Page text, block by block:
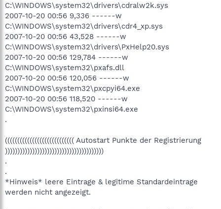
C:\WINDOWS\system32\drivers\cdralw2k.sys
2007-10-20 00:56 9,336 ------w
C:\WINDOWS\system32\drivers\cdr4_xp.sys
2007-10-20 00:56 43,528 ------w
C:\WINDOWS\system32\drivers\PxHelp20.sys
2007-10-20 00:56 129,784 ------w
C:\WINDOWS\system32\pxafs.dll
2007-10-20 00:56 120,056 ------w
C:\WINDOWS\system32\pxcpyi64.exe
2007-10-20 00:56 118,520 ------w
C:\WINDOWS\system32\pxinsi64.exe
.
(((((((((((((((((((((((((((( Autostart Punkte der Registrierung
))))))))))))))))))))))))))))))))))))))))
.
.
*Hinweis* leere Eintrage & legitime Standardeintrage
werden nicht angezeigt.